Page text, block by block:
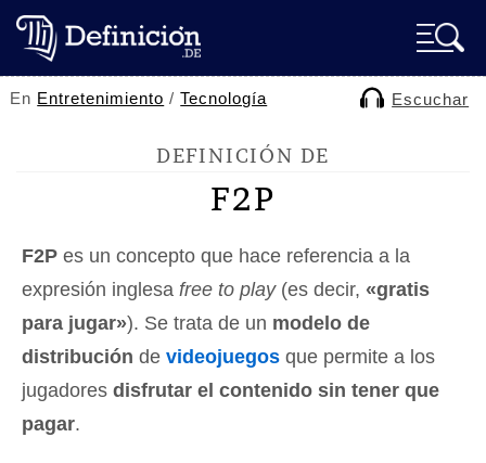
En Entretenimiento /Tecnología Escuchar
DEFINICIÓN DE
F2P
F2P es un concepto que hace referencia a la
expresión inglesa free to play(es decir, «gratis
para jugar»). Se trata de un modelo de
distribución de videojuegos que permite a los
jugadores disfrutar el contenido sin tener que
pagar.